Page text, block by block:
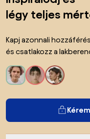
légy teljes
Kapj azonnali
és csatlakozz a